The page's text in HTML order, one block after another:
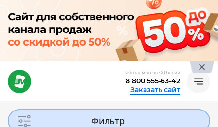
Работаем по всей России
8 800 555-63-42
Заказать сайт
Фильтр